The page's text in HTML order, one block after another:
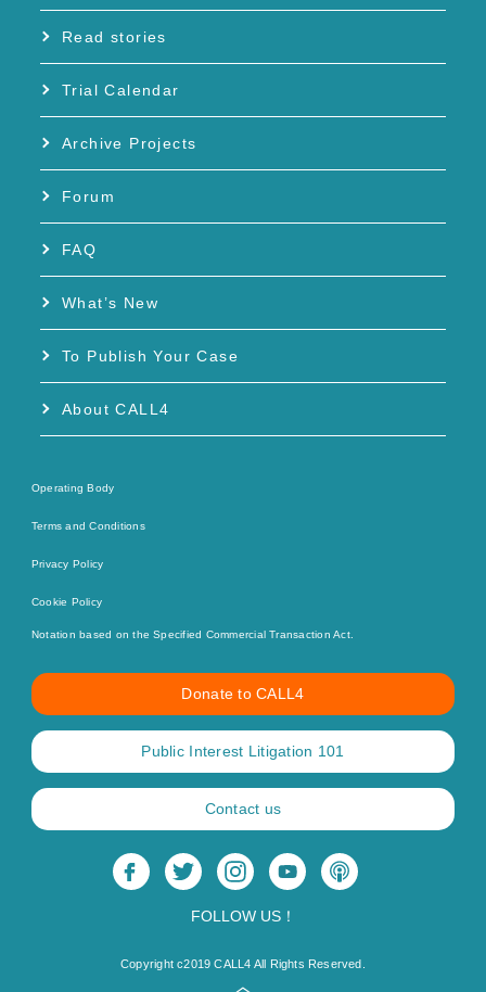
Read stories
Trial Calendar
Archive Projects
Forum
FAQ
What’s New
To Publish Your Case
About CALL4
Operating Body
Terms and Conditions
Privacy Policy
Cookie Policy
Notation based on the Specified Commercial Transaction Act.
Donate to CALL4
Public Interest Litigation 101
Contact us
FOLLOW US！
Copyright c2019 CALL4 All Rights Reserved.